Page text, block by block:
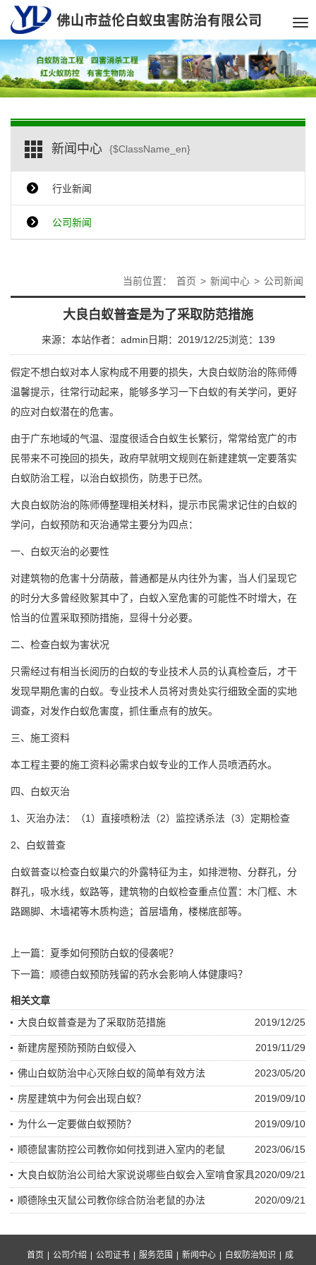
新闻中心 {$ClassName_en}
行业新闻
公司新闻
当前位置： 首页 > 新闻中心 > 公司新闻
大良白蚁普查是为了采取防范措施
来源：本站作者：admin 日期：2019/12/25浏览： 139
假定不想白蚁对本人家构成不用要的损失，大良白蚁防治的陈师傅
温馨提示，往常行动起来，能够多学习一下白蚁的有关学问，更好
的应对白蚁潜在的危害。
由于广东地域的气温、湿度很适合白蚁生长繁衍，常常给宽广的市
民带来不可挽回的损失，政府早就明文规则在新建建筑一定要落实
白蚁防治工程，以治白蚁损伤，防患于已然。
大良白蚁防治的陈师傅整理相关材料，提示市民需求记住的白蚁的
学问，白蚁预防和灭治通常主要分为四点：
一、白蚁灭治的必要性
对建筑物的危害十分荫蔽，普通都是从内往外为害，当人们呈现它
的时分大多曾经败絮其中了，
白蚁入室危害的可能性不时增大，在
恰当的位置采取预防措施，显得十分必要。
二、检查白蚁为害状况
只需经过有相当长阅历的白蚁的专业技术人员的认真检查后，才干
发现早期危害的白蚁。专业技术人员将对贵处实行细致全面的实地
调查，对发作白蚁危害度，抓住重点有的放矢。
三、施工资料
本工程主要的施工资料必需求白蚁专业的工作人员喷洒药水。
四、白蚁灭治
1、灭治办法：（1）直接喷粉法（2）监控诱杀法（3）定期检查
2、白蚁普查
白蚁普查以检查白蚁巢穴的外露特征为主，如排泄物、分群孔，分
群孔，吸水线，蚁路等，建筑物的白蚁检查重点位置：木门框、木
路踢脚、木墙裙等木质构造；首层墙角，楼梯底部等。
上一篇： 夏季如何预防白蚁的侵袭呢？
下一篇： 顺德白蚁预防残留的药水会影响人体健康吗？
相关文章
2019/12/25
大良白蚁普查是为了采取防范措施
2019/11/29
新建房屋预防预防白蚁侵入
2023/05/20
佛山白蚁防治中心灭除白蚁的简单有效方法
2019/09/10
房屋建筑中为何会出现白蚁？
2019/09/10
为什么一定要做白蚁预防？
2023/06/15
顺德鼠害防控公司教你如何找到进入室内的老鼠
2020/09/21
大良白蚁防治公司给大家说说哪些白蚁会入室啃食家具
2020/09/21
顺德除虫灭鼠公司教你综合防治老鼠的办法
首页 | 公司介绍 | 公司证书 | 服务范围 | 新闻中心 | 白蚁防治知识 | 成